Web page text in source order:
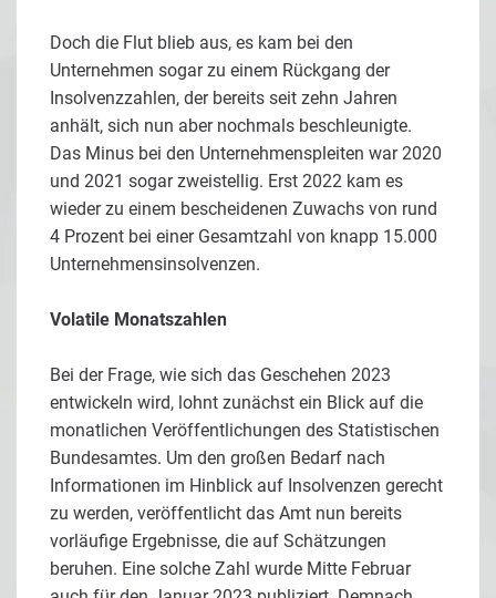
Doch die Flut blieb aus, es kam bei den
Unternehmen sogar zu einem Rückgang der
Insolvenzzahlen, der bereits seit zehn Jahren
anhält, sich nun aber nochmals beschleunigte.
Das Minus bei den Unternehmenspleiten war 2020
und 2021 sogar zweistellig. Erst 2022 kam es
wieder zu einem bescheidenen Zuwachs von rund
4 Prozent bei einer Gesamtzahl von knapp 15.000
Unternehmensinsolvenzen.
Volatile Monatszahlen
Bei der Frage, wie sich das Geschehen 2023
entwickeln wird, lohnt zunächst ein Blick auf die
monatlichen Veröffentlichungen des Statistischen
Bundesamtes. Um den großen Bedarf nach
Informationen im Hinblick auf Insolvenzen gerecht
zu werden, veröffentlicht das Amt nun bereits
vorläufige Ergebnisse, die auf Schätzungen
beruhen. Eine solche Zahl wurde Mitte Februar